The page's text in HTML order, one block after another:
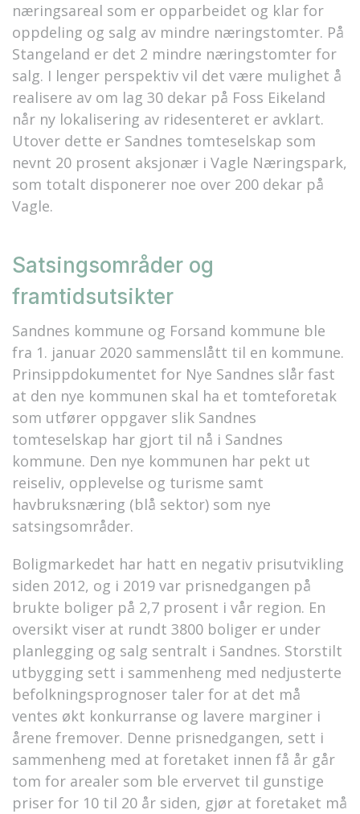
næringsareal som er opparbeidet og klar for
oppdeling og salg av mindre næringstomter. På
Stangeland er det 2 mindre næringstomter for
salg. I lenger perspektiv vil det være mulighet å
realisere av om lag 30 dekar på Foss Eikeland
når ny lokalisering av ridesenteret er avklart.
Utover dette er Sandnes tomteselskap som
nevnt 20 prosent aksjonær i Vagle Næringspark,
som totalt disponerer noe over 200 dekar på
Vagle.
Satsingsområder og
framtidsutsikter
Sandnes kommune og Forsand kommune ble
fra 1. januar 2020 sammenslått til en kommune.
Prinsippdokumentet for Nye Sandnes slår fast
at den nye kommunen skal ha et tomteforetak
som utfører oppgaver slik Sandnes
tomteselskap har gjort til nå i Sandnes
kommune. Den nye kommunen har pekt ut
reiseliv, opplevelse og turisme samt
havbruksnæring (blå sektor) som nye
satsingsområder.
Boligmarkedet har hatt en negativ prisutvikling
siden 2012, og i 2019 var prisnedgangen på
brukte boliger på 2,7 prosent i vår region. En
oversikt viser at rundt 3800 boliger er under
planlegging og salg sentralt i Sandnes. Storstilt
utbygging sett i sammenheng med nedjusterte
befolkningsprognoser taler for at det må
ventes økt konkurranse og lavere marginer i
årene fremover. Denne prisnedgangen, sett i
sammenheng med at foretaket innen få år går
tom for arealer som ble ervervet til gunstige
priser for 10 til 20 år siden, gjør at foretaket må